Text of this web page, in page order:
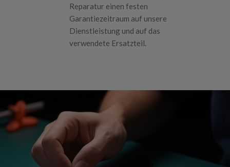
Reparatur einen festen
Garantiezeitraum auf unsere
Dienstleistung und auf das
verwendete Ersatzteil.